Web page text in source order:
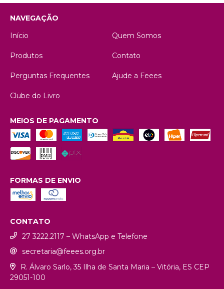
NAVEGAÇÃO
Início
Quem Somos
Produtos Contato
Perguntas Frequentes Ajude a Feees
Clube do Livro
MEIOS DE PAGAMENTO
FORMAS DE ENVIO
CONTATO
27 3222.2117 – WhatsApp e Telefone
secretaria@feees.org.br
R. Álvaro Sarlo, 35 Ilha de Santa Maria – Vitória, ES CEP
29051-100